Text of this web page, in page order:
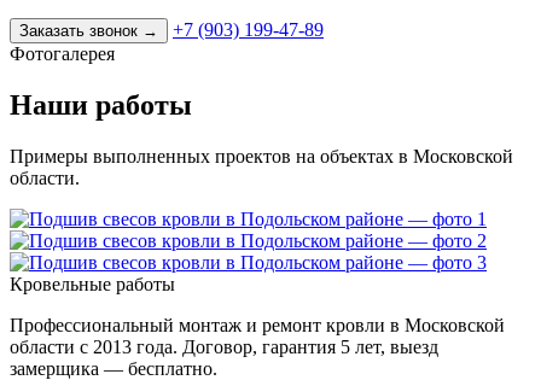
Заказать звонок →
+7 (903) 199-47-89
Фотогалерея
Наши работы
Примеры выполненных проектов на объектах в Московской
области.
Кровельные работы
Профессиональный монтаж и ремонт кровли в Московской
области с 2013 года. Договор, гарантия 5 лет, выезд
замерщика — бесплатно.